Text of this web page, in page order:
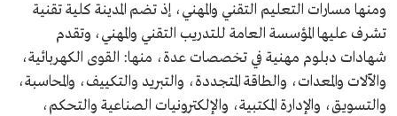
ومنها مسارات التعليم التقني والمهني، إذ تضم المدينة كلية تقنية
تشرف عليها المؤسسة العامة للتدريب التقني والمهني، وتقدم
شهادات دبلوم مهنية في تخصصات عدة، منها: القوى الكهربائية،
والآلات والمعدات، والطاقة المتجددة، والتبريد والتكييف، والمحاسبة،
والتسويق، والإدارة المكتبية، والإلكترونيات الصناعية والتحكم،